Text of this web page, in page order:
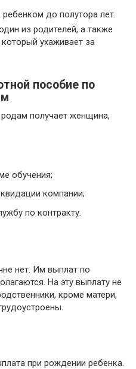
до полутора лет.
из родителей, а также
ухаживает за
пособие по
получает женщина,
обучения;
компании;
по контракту.
нет. Им выплат по
На эту выплату не
кроме матери,
при рождении ребенка.